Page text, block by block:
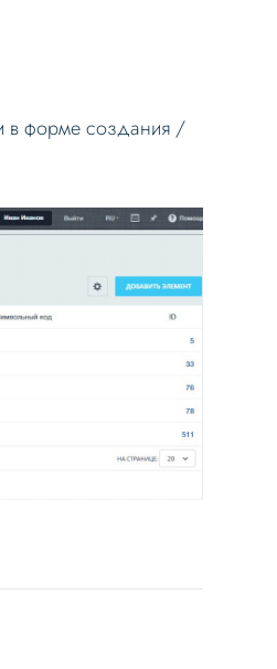
в форме создания /